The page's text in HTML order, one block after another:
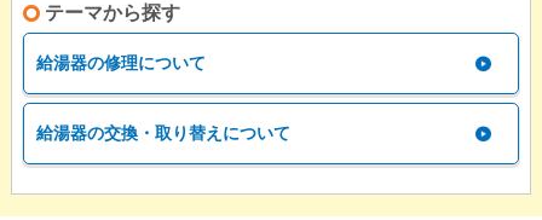
テーマから探す
給湯器の修理について
給湯器の交換・取り替えについて